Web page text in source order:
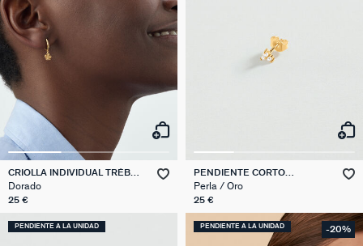
CRIOLLA INDIVIDUAL TRÉBOL
MIX & MATCH
Dorado
25 €
PENDIENTE CORTO
INDIVIDUAL MIX & MATCH
Perla / Oro
25 €
PENDIENTE A LA UNIDAD PENDIENTE A LA UNIDAD -20%